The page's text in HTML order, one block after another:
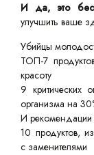
И да, это
улучшить ваше
Убийцы
ТОП-7
красоту
9 критических
организма на
И рекомендации
10 продуктов,
с заменителями